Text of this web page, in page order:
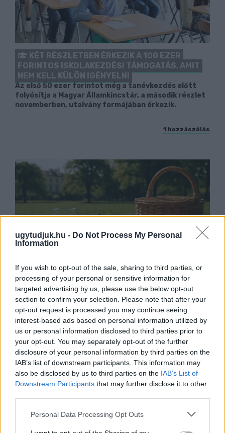
ugytudjuk.hu - Do Not Process My Personal
Information
If you wish to opt-out of the sale, sharing to third parties, or
processing of your personal or sensitive information for
targeted advertising by us, please use the below opt-out
section to confirm your selection. Please note that after your
opt-out request is processed you may continue seeing
interest-based ads based on personal information utilized by
us or personal information disclosed to third parties prior to
your opt-out. You may separately opt-out of the further
disclosure of your personal information by third parties on the
IAB’s list of downstream participants. This information may
also be disclosed by us to third parties on the IAB’s List of
Downstream Participants that may further disclose it to other
Please note that this website/app uses one or more Google
Personal Data Processing Opt Outs
KÉT RÉSZLETBEN ÉRKEZIK A 100 EZER
FORINTOS ISKOLAKEZDÉSI TÁMOGATÁS, AMIT
NEM KELL KÜLÖN IGÉNYELNI
Az első 50 ezer forintot még a tanévkezdés előtt
folyósítja a Magyar Államkincstár, a második részlet
novemberben, utalvány formájában érkezik.
1 hozzászólás
PIKNIK ITALOK: ÍZEK ÉS ÉLMÉNYEK A
SZABADBAN
Ahogy tavaszodik és a nap egyre tovább marad
velünk, sokaknak támad kedve kirándulni a
természetbe.
Szólj hozzá!